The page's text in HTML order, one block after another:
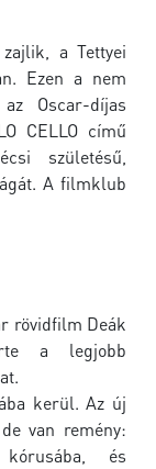
a Tettyei
Ezen a nem
Oscar-díjas
CELLO című
születésű,
A filmklub
rövidfilm Deák
a legjobb
kerül. Az új
van remény:
és